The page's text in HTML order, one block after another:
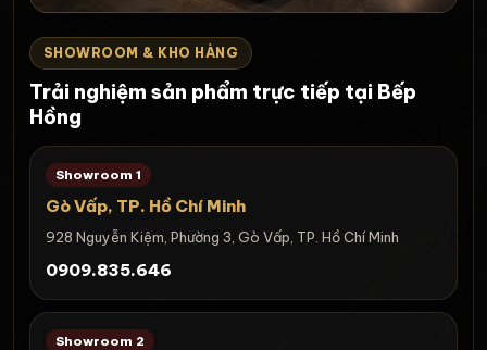
SHOWROOM & KHO HÀNG
Trải nghiệm sản phẩm trực tiếp tại Bếp
Hồng
Showroom 1
Gò Vấp, TP. Hồ Chí Minh
928 Nguyễn Kiệm, Phường 3, Gò Vấp, TP. Hồ Chí Minh
0909.835.646
Showroom 2